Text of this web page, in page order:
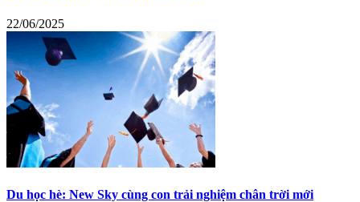
22/06/2025
Du học hè: New Sky cùng con trải nghiệm chân trời mới